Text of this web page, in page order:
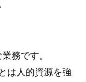
務です。
は人的資源を強